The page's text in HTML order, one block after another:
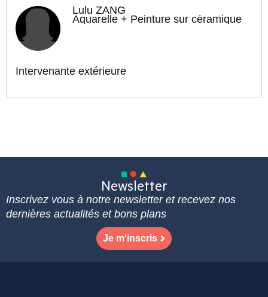
Lulu ZANG
Aquarelle + Peinture sur céramique
Intervenante extérieure
Newsletter
Inscrivez vous à notre newsletter et recevez nos
dernières actualités et bons plans
Je m'inscris